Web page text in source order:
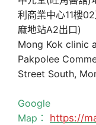
利商業中心11樓
麻地站A2出口)
Mong Kok clinic
Pakpolee
Street South,
Google
Map： https://